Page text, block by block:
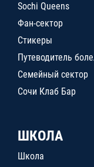
Sochi Queens
Фан-сектор
Стикеры
Путеводитель
Семейный сектор
Сочи Клаб Бар
ШКОЛА
Школа